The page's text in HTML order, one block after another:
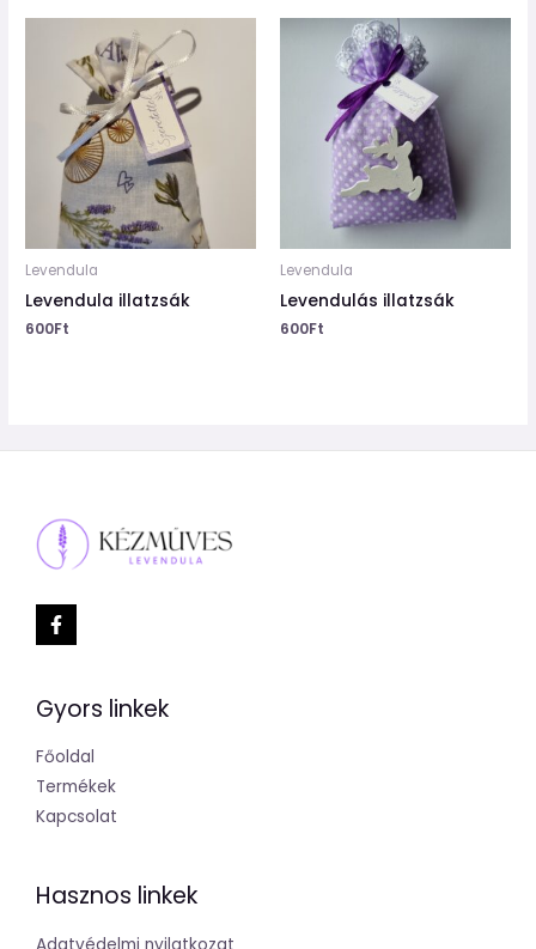
Levendula
Levendula illatzsák
600Ft
Levendula
Levendulás illatzsák
600Ft
Gyors linkek
Főoldal
Termékek
Kapcsolat
Hasznos linkek
Adatvédelmi nyilatkozat